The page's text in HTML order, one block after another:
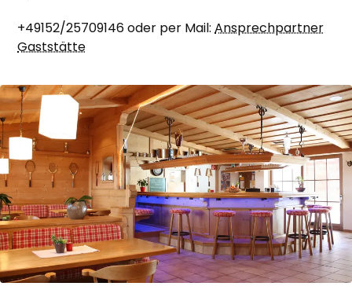
+49152/25709146 oder per Mail:Ansprechpartner
Gaststätte